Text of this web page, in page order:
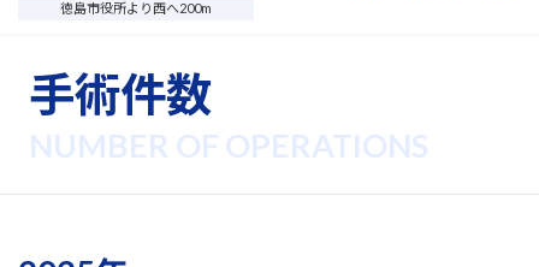
徳島市役所より西へ200m
手術件数